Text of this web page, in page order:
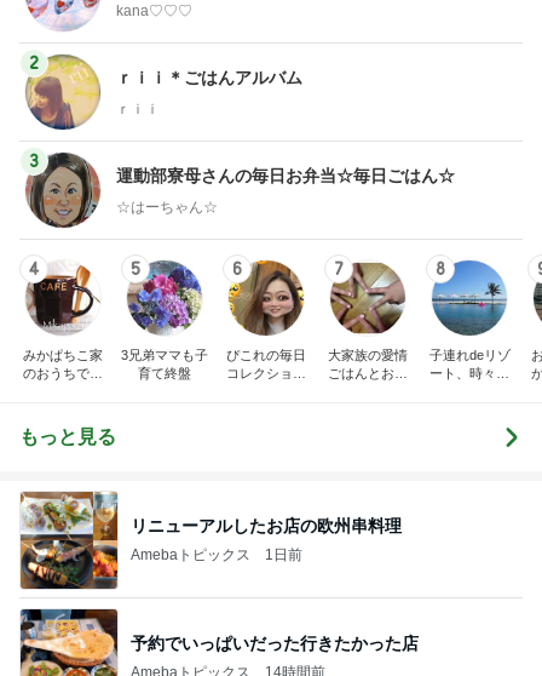
kana♡♡♡
2
ｒｉｉ＊ごはんアルバム
ｒｉｉ
3
運動部寮母さんの毎日お弁当☆毎日ごはん☆
☆はーちゃん☆
4
みかぱちこ家
のおうちでご
5
3兄弟ママも子
育て終盤
6
ぴこれの毎日
コレクション
7
大家族の愛情
ごはんとお弁
8
子連れdeリゾ
ート、時々キ
もっと見る
リニューアルしたお店の欧州串料理
Amebaトピックス 1日前
予約でいっぱいだった行きたかった店
Amebaトピックス 14時間前